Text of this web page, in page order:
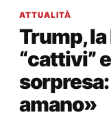
ATTUALITÀ
Trump,
“cattivi”
amano»